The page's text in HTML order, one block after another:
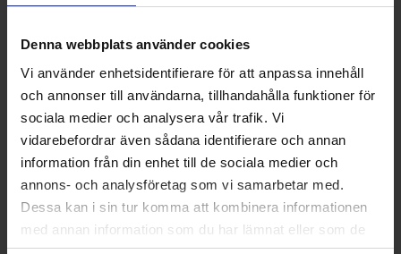
Denna webbplats använder cookies
Vi använder enhetsidentifierare för att anpassa innehåll
och annonser till användarna, tillhandahålla funktioner för
sociala medier och analysera vår trafik. Vi
vidarebefordrar även sådana identifierare och annan
information från din enhet till de sociala medier och
annons- och analysföretag som vi samarbetar med.
Dessa kan i sin tur komma att kombinera informationen
med annan information som du har lämnat eller som de